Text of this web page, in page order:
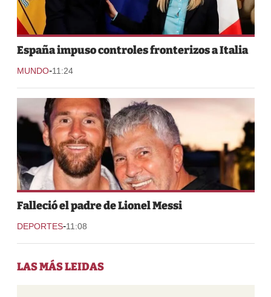
España impuso controles fronterizos a Italia
MUNDO-11:24
Falleció el padre de Lionel Messi
DEPORTES-11:08
LAS MÁS LEIDAS